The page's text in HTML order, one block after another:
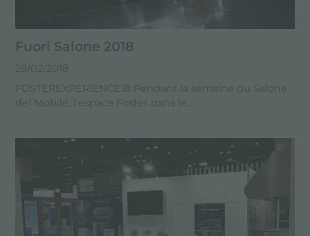
Fuori Salone 2018
28/02/2018
FOSTEREXPERIENCE18 Pendant la semaine du Salone
del Mobile, l'espace Foster dans le..